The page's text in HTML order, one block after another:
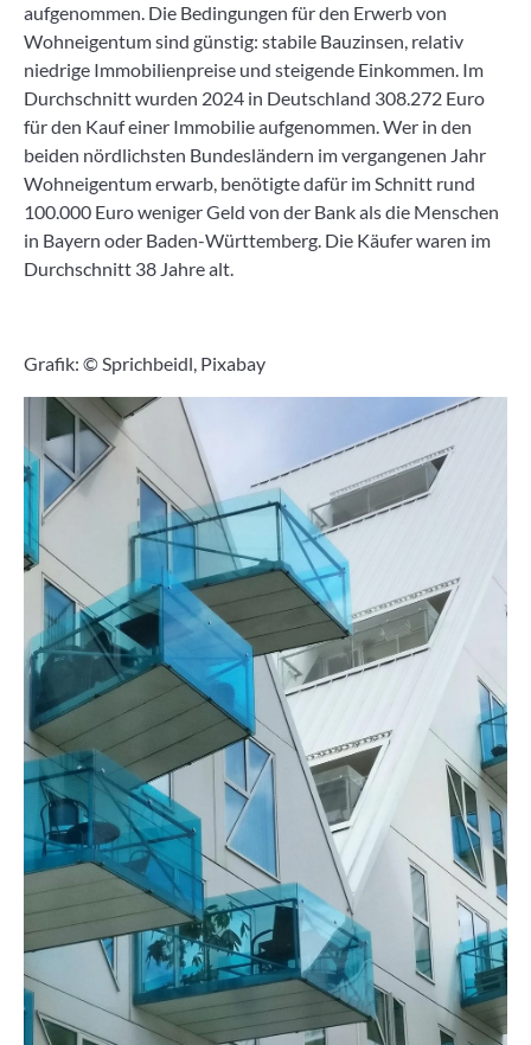
aufgenommen. Die Bedingungen für den Erwerb von
Wohneigentum sind günstig: stabile Bauzinsen, relativ
niedrige Immobilienpreise und steigende Einkommen. Im
Durchschnitt wurden 2024 in Deutschland 308.272 Euro
für den Kauf einer Immobilie aufgenommen. Wer in den
beiden nördlichsten Bundesländern im vergangenen Jahr
Wohneigentum erwarb, benötigte dafür im Schnitt rund
100.000 Euro weniger Geld von der Bank als die Menschen
in Bayern oder Baden-Württemberg. Die Käufer waren im
Durchschnitt 38 Jahre alt.
Grafik: © Sprichbeidl, Pixabay